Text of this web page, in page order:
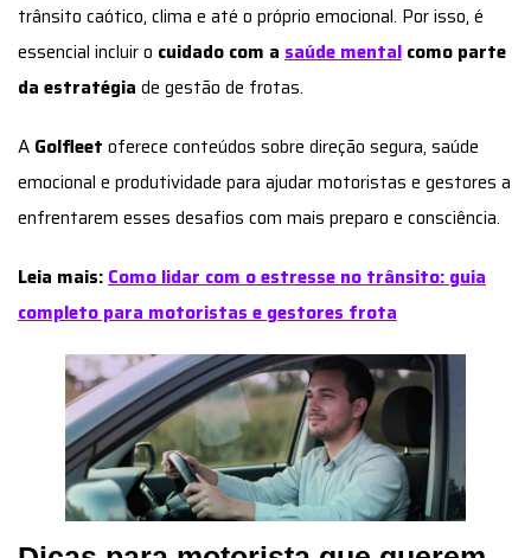
trânsito caótico, clima e até o próprio emocional. Por isso, é
essencial incluir o cuidado com a saúde mental como parte
da estratégia de gestão de frotas.
A Golfleet oferece conteúdos sobre direção segura, saúde
emocional e produtividade para ajudar motoristas e gestores a
enfrentarem esses desafios com mais preparo e consciência.
Leia mais:Como lidar com o estresse no trânsito: guia
completo para motoristas e gestores frota